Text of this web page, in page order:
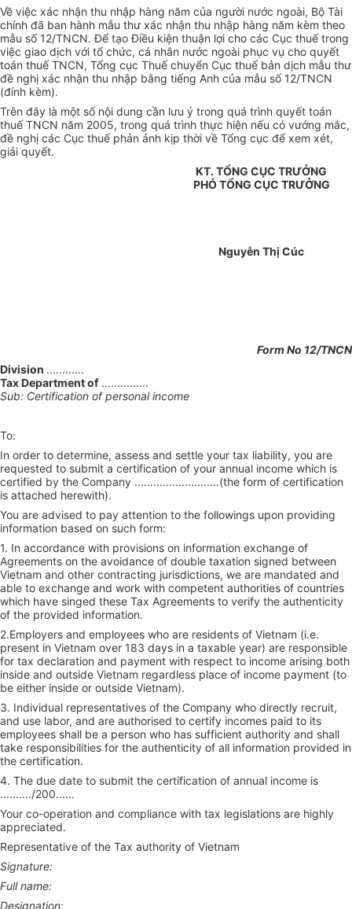
Về việc xác nhận thu nhập hàng năm của người nước ngoài, Bộ Tài
chính đã ban hành mẫu thư xác nhận thu nhập hàng năm kèm theo
mẫu số 12/TNCN. Để tạo Điều kiện thuận lợi cho các Cục thuế trong
việc giao dịch với tổ chức, cá nhân nước ngoài phục vụ cho quyết
toán thuế TNCN, Tổng cục Thuế chuyển Cục thuế bản dịch mẫu thư
đề nghị xác nhận thu nhập bằng tiếng Anh của mẫu số 12/TNCN
(đính kèm).
Trên đây là một số nội dung cần lưu ý trong quá trình quyết toán
thuế TNCN năm 2005, trong quá trình thực hiện nếu có vướng mắc,
đề nghị các Cục thuế phản ảnh kịp thời về Tổng cục để xem xét,
giải quyết.
KT. TỔNG CỤC TRƯỞNG
PHÓ TỔNG CỤC TRƯỞNG
Nguyễn Thị Cúc
Form No 12/TNCN
Division ............
Tax Department of...............
Sub: Certification of personal income
To:
In order to determine, assess and settle your tax liability, you are
requested to submit a certification of your annual income which is
certified by the Company ...........................(the form of certification
is attached herewith).
You are advised to pay attention to the followings upon providing
information based on such form:
1. In accordance with provisions on information exchange of
Agreements on the avoidance of double taxation signed between
Vietnam and other contracting jurisdictions, we are mandated and
able to exchange and work with competent authorities of countries
which have singed these Tax Agreements to verify the authenticity
of the provided information.
2.Employers and employees who are residents of Vietnam (i.e.
present in Vietnam over 183 days in a taxable year) are responsible
for tax declaration and payment with respect to income arising both
inside and outside Vietnam regardless place of income payment (to
be either inside or outside Vietnam).
3. Individual representatives of the Company who directly recruit,
and use labor, and are authorised to certify incomes paid to its
employees shall be a person who has sufficient authority and shall
take responsibilities for the authenticity of all information provided in
the certification.
4. The due date to submit the certification of annual income is
........../200......
Your co-operation and compliance with tax legislations are highly
appreciated.
Representative of the Tax authority of Vietnam
Signature:
Full name:
Designation: